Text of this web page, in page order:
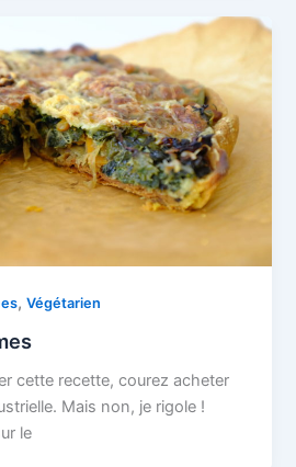
,Végétarien
cette recette, courez acheter
Mais non, je rigole !
le